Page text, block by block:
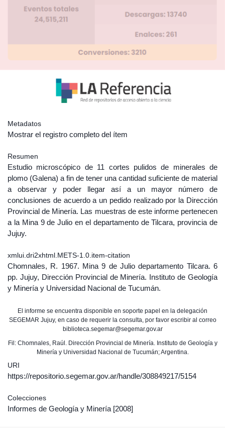
Metadatos
Mostrar el registro completo del ítem
Resumen
Estudio microscópico de 11 cortes pulidos de minerales de
plomo (Galena) a fin de tener una cantidad suficiente de material
a observar y poder llegar así a un mayor número de
conclusiones de acuerdo a un pedido realizado por la Dirección
Provincial de Minería. Las muestras de este informe pertenecen
a la Mina 9 de Julio en el departamento de Tilcara, provincia de
Jujuy.
xmlui.dri2xhtml.METS-1.0.item-citation
Chomnales, R. 1967. Mina 9 de Julio departamento Tilcara. 6
pp. Jujuy, Dirección Provincial de Minería. Instituto de Geología
y Minería y Universidad Nacional de Tucumán.
El informe se encuentra disponible en soporte papel en la delegación
SEGEMAR Jujuy, en caso de requerir la consulta, por favor escribir al correo
biblioteca.segemar@segemar.gov.ar
Fil: Chomnales, Raúl. Dirección Provincial de Minería. Instituto de Geología y
Minería y Universidad Nacional de Tucumán; Argentina.
URI
https://repositorio.segemar.gov.ar/handle/308849217/5154
Colecciones
Informes de Geología y Minería[2008]